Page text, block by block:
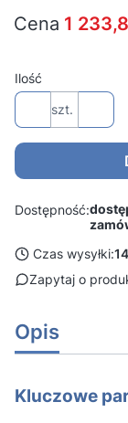
Cena 1
Ilość
szt.
Dostępność:
Czas wysyłki:
Zapytaj o
Opis
Kluczowe